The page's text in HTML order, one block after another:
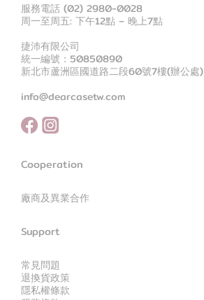
服務電話 (02) 2980-0028
周一至周五: 下午12點 – 晚上7點
捷沛有限公司
統一編號：50850890
新北市蘆洲區國道路二段60號7樓(辦公處)
info@dearcasetw.com
Cooperation
廠商及異業合作
Support
常見問題
退換貨政策
隱私權條款